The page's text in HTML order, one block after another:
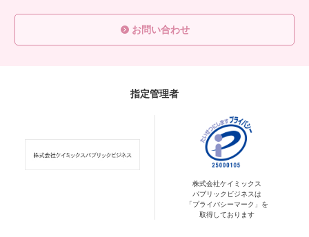
お問い合わせ
指定管理者
株式会社ケイミックス
パブリックビジネスは
「プライバシーマーク」を
取得しております